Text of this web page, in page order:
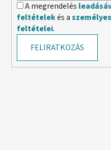
A megrendelés
feltételekés a
feltételei.
FELIRATKOZÁS